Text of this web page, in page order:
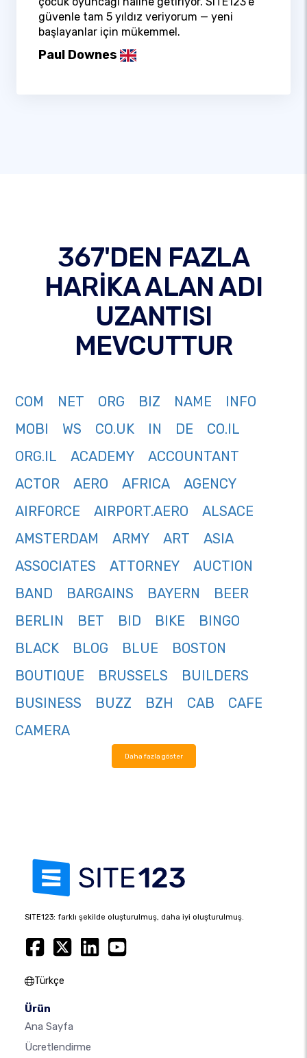
güvenle tam 5 yıldız veriyorum — yeni
başlayanlar için mükemmel.
Paul Downes
367'DEN FAZLA
HARİKA ALAN ADI
UZANTISI
MEVCUTTUR
COM NET ORG BIZ NAME
INFO
MOBI
WS CO.UK IN DE
CO.IL
ORG.IL
ACADEMY
ACCOUNTANT
ACTOR
AERO AFRICA
AGENCY
AIRFORCE
AIRPORT.AERO
ALSACE
AMSTERDAM
ARMY ART
ASIA
ASSOCIATES
ATTORNEY
AUCTION
BAND
BARGAINS BAYERN
BEER
BERLIN
BET BID BIKE
BINGO
BLACK
BLOG BLUE
BOSTON
BOUTIQUE
BRUSSELS
BUILDERS
BUSINESS
BUZZ BZH CAB
CAFE
CAMERA
Daha fazla göster
SITE123: farklı şekilde oluşturulmuş, daha iyi oluşturulmuş.
Türkçe
Ürün
Ana Sayfa
Ücretlendirme